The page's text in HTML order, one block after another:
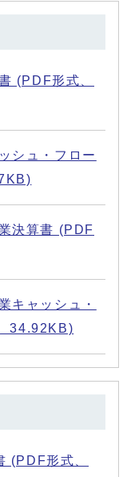
(PDF形式、
シュ・フロー
決算書 (PDF
キャッシュ・
34.92KB)
(PDF形式、